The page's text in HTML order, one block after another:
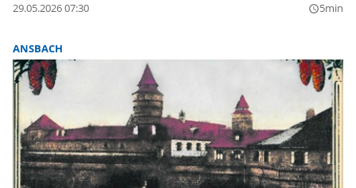
29.05.2026 07:30 query_builder5min
ANSBACH